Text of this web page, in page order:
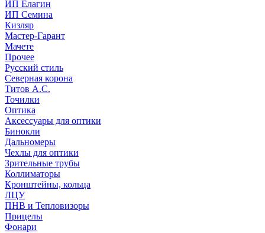
ИП Елагин
ИП Семина
Кизляр
Мастер-Гарант
Мачете
Прочее
Русский стиль
Северная корона
Титов А.С.
Точилки
Оптика
Аксессуары для оптики
Бинокли
Дальномеры
Чехлы для оптики
Зрительные трубы
Коллиматоры
Кронштейны, кольца
ЛЦУ
ПНВ и Тепловизоры
Прицелы
Фонари